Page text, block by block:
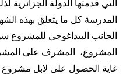
التي قدمتها الدولة
المدرسة كل ما يتعلق بهذه
الجانب البيداغوجي
المشروع، المشرف على
غاية الحصول على لابل مشروع